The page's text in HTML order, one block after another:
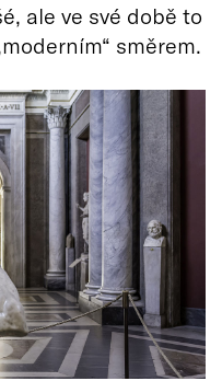
ale ve své době to
směrem.